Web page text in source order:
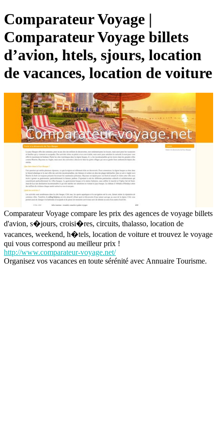
Comparateur Voyage |
Comparateur Voyage billets
d’avion, htels, sjours, location
de vacances, location de voiture
Comparateur Voyage compare les prix des agences de voyage billets
d'avion, s�jours, croisi�res, circuits, thalasso, location de
vacances, weekend, h�tels, location de voiture et trouvez le voyage
qui vous correspond au meilleur prix !
http://www.comparateur-voyage.net/
Organisez vos vacances en toute sérénité avec Annuaire Tourisme.